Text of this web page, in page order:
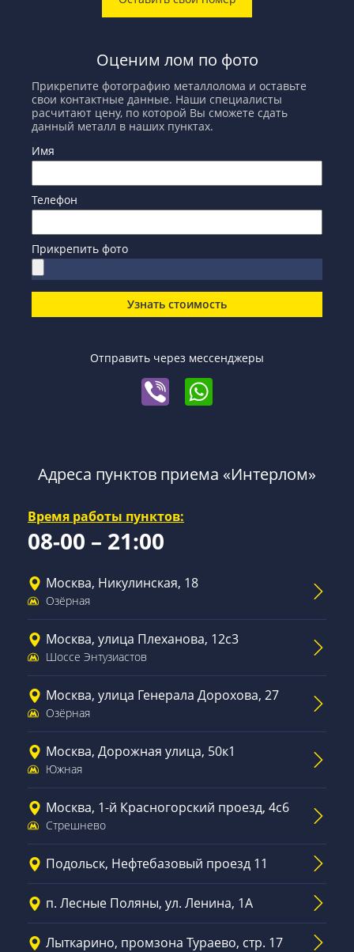
Оценим лом по фото
Прикрепите фотографию металлолома и оставьте
свои контактные данные. Наши специалисты
расчитают цену, по которой Вы сможете сдать
данный металл в наших пунктах.
Имя
Телефон
Прикрепить фото
Узнать стоимость
Отправить через мессенджеры
Адреса пунктов приема «Интерлом»
Время работы пунктов:
08-00 – 21:00
Москва, Никулинская, 18
Озёрная
Москва, улица Плеханова, 12с3
Шоссе Энтузиастов
Москва, улица Генерала Дорохова, 27
Озёрная
Москва, Дорожная улица, 50к1
Южная
Москва, 1-й Красногорский проезд, 4с6
Стрешнево
Подольск, Нефтебазовый проезд 11
п. Лесные Поляны, ул. Ленина, 1А
Лыткарино, промзона Тураево, стр. 17